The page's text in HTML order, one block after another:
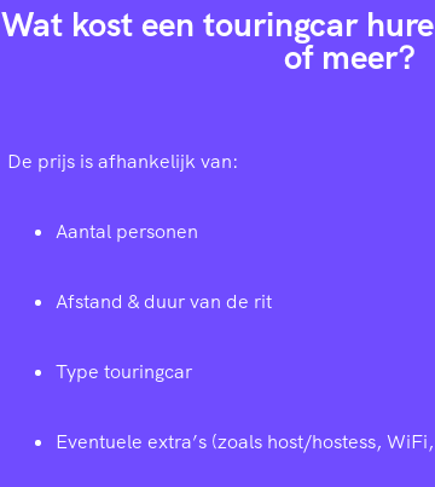
Wat kost een touringcar
of meer?
De prijs is afhankelijk van:
Aantal personen
Afstand & duur van de rit
Type touringcar
Eventuele extra’s (zoals host/hostess,